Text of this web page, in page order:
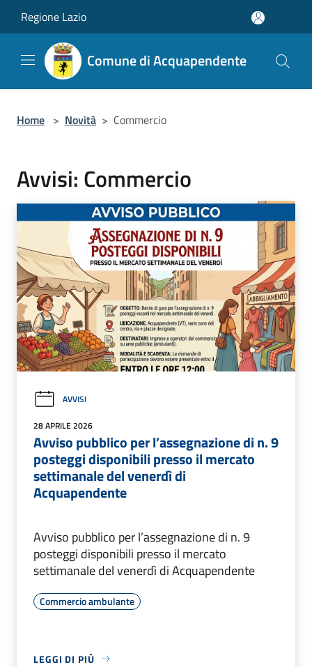
Regione Lazio
Comune di Acquapendente
Home > Novità > Commercio
Avvisi: Commercio
AVVISI
28 APRILE 2026
Avviso pubblico per l’assegnazione di n. 9
posteggi disponibili presso il mercato
settimanale del venerdì di
Acquapendente
Avviso pubblico per l’assegnazione di n. 9
posteggi disponibili presso il mercato
settimanale del venerdì di Acquapendente
Commercio ambulante
LEGGI DI PIÙ